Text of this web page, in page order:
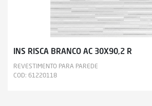
INS RISCA BRANCO AC 30X90,2 R
REVESTIMENTO PARA PAREDE
COD: 61220118